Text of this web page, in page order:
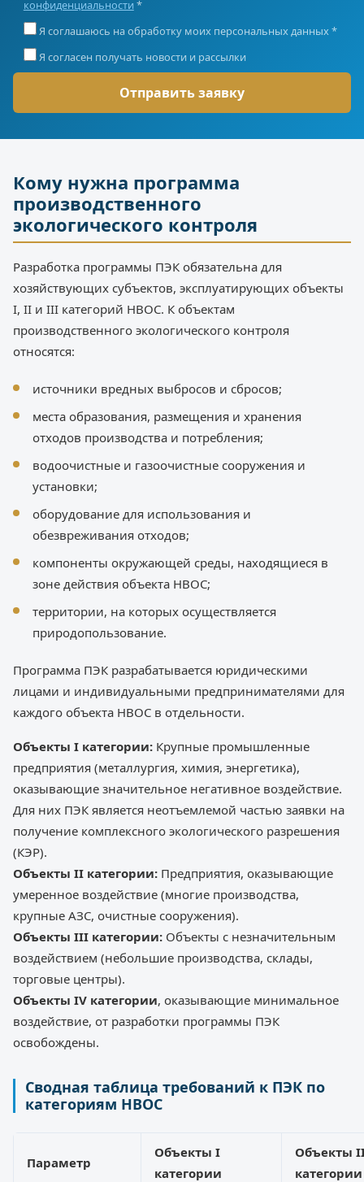
конфиденциальности *
Я соглашаюсь на обработку моих персональных данных *
Я согласен получать новости и рассылки
Кому нужна программа
производственного
экологического контроля
Разработка программы ПЭК обязательна для
хозяйствующих субъектов, эксплуатирующих объекты
I, II и III категорий НВОС. К объектам
производственного экологического контроля
относятся:
источники вредных выбросов и сбросов;
места образования, размещения и хранения
отходов производства и потребления;
водоочистные и газоочистные сооружения и
установки;
оборудование для использования и
обезвреживания отходов;
компоненты окружающей среды, находящиеся в
зоне действия объекта НВОС;
территории, на которых осуществляется
природопользование.
Программа ПЭК разрабатывается юридическими
лицами и индивидуальными предпринимателями для
каждого объекта НВОС в отдельности.
Объекты I категории: Крупные промышленные
предприятия (металлургия, химия, энергетика),
оказывающие значительное негативное воздействие.
Для них ПЭК является неотъемлемой частью заявки на
получение комплексного экологического разрешения
(КЭР).
Объекты II категории: Предприятия, оказывающие
умеренное воздействие (многие производства,
крупные АЗС, очистные сооружения).
Объекты III категории: Объекты с незначительным
воздействием (небольшие производства, склады,
торговые центры).
Объекты IV категории, оказывающие минимальное
воздействие, от разработки программы ПЭК
освобождены.
Сводная таблица требований к ПЭК по
категориям НВОС
Параметр
Объекты I
категории
Объекты
категории